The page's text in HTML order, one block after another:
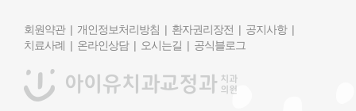
회원약관 | 개인정보처리방침 | 환자권리장전 | 공지사항 |
치료사례 | 온라인상담 | 오시는길 | 공식블로그